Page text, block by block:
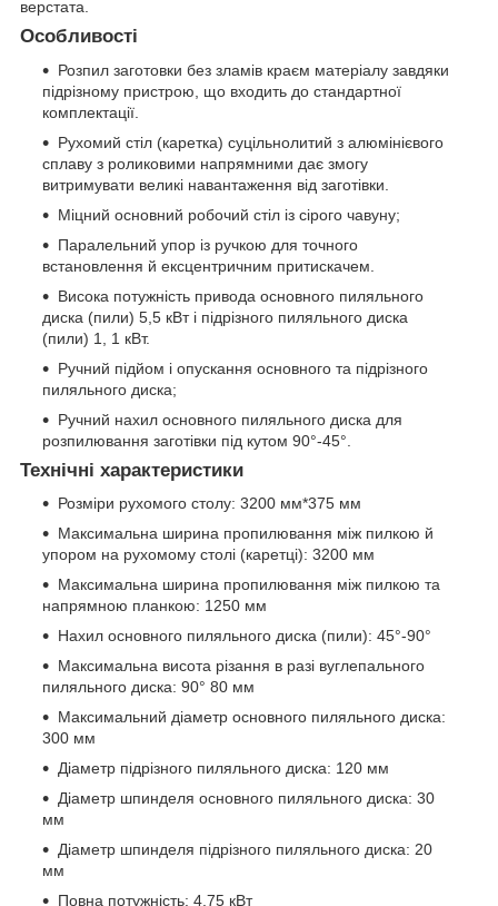
верстата.
Особливості
Розпил заготовки без зламів краєм матеріалу завдяки
підрізному пристрою, що входить до стандартної
комплектації.
Рухомий стіл (каретка) суцільнолитий з алюмінієвого
сплаву з роликовими напрямними дає змогу
витримувати великі навантаження від заготівки.
Міцний основний робочий стіл із сірого чавуну;
Паралельний упор із ручкою для точного
встановлення й ексцентричним притискачем.
Висока потужність привода основного пиляльного
диска (пили) 5,5 кВт і підрізного пиляльного диска
(пили) 1, 1 кВт.
Ручний підйом і опускання основного та підрізного
пиляльного диска;
Ручний нахил основного пиляльного диска для
розпилювання заготівки під кутом 90°-45°.
Технічні характеристики
Розміри рухомого столу: 3200 мм*375 мм
Максимальна ширина пропилювання між пилкою й
упором на рухомому столі (каретці): 3200 мм
Максимальна ширина пропилювання між пилкою та
напрямною планкою: 1250 мм
Нахил основного пиляльного диска (пили): 45°-90°
Максимальна висота різання в разі вуглепального
пиляльного диска: 90° 80 мм
Максимальний діаметр основного пиляльного диска:
300 мм
Діаметр підрізного пиляльного диска: 120 мм
Діаметр шпинделя основного пиляльного диска: 30
мм
Діаметр шпинделя підрізного пиляльного диска: 20
мм
Повна потужність: 4,75 кВт